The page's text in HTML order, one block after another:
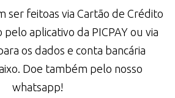
ser feitoas via Cartão de Crédito
pelo aplicativo da PICPAY ou via
os dados e conta bancária
Doe também pelo nosso
whatsapp!